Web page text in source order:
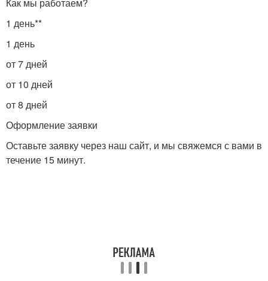
1 день**
1 день
от 7 дней
от 10 дней
от 8 дней
Оформление заявки
Оставьте заявку через наш сайт, и мы свяжемся с вами в
течение 15 минут.